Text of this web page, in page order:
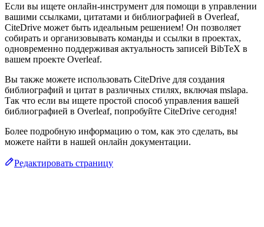
Если вы ищете онлайн-инструмент для помощи в управлении
вашими ссылками, цитатами и библиографией в Overleaf,
CiteDrive может быть идеальным решением! Он позволяет
собирать и организовывать команды и ссылки в проектах,
одновременно поддерживая актуальность записей BibTeX в
вашем проекте Overleaf.
Вы также можете использовать CiteDrive для создания
библиографий и цитат в различных стилях, включая mslapa.
Так что если вы ищете простой способ управления вашей
библиографией в Overleaf, попробуйте CiteDrive сегодня!
Более подробную информацию о том, как это сделать, вы
можете найти в нашей онлайн документации.
Редактировать страницу